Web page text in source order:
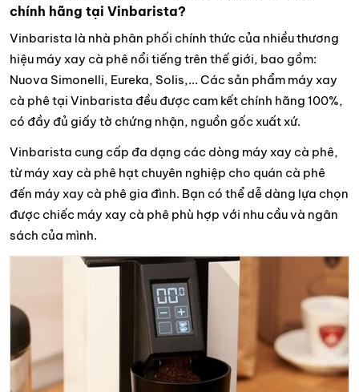
chính hãng tại Vinbarista?
Vinbarista là nhà phân phối chính thức của nhiều thương
hiệu máy xay cà phê nổi tiếng trên thế giới, bao gồm:
Nuova Simonelli, Eureka, Solis,... Các sản phẩm máy xay
cà phê tại Vinbarista đều được cam kết chính hãng 100%,
có đầy đủ giấy tờ chứng nhận, nguồn gốc xuất xứ.
Vinbarista cung cấp đa dạng các dòng máy xay cà phê,
từ máy xay cà phê hạt chuyên nghiệp cho quán cà phê
đến máy xay cà phê gia đình. Bạn có thể dễ dàng lựa chọn
được chiếc máy xay cà phê phù hợp với nhu cầu và ngân
sách của mình.